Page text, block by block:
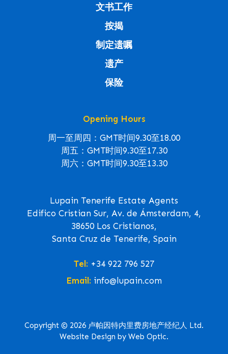
文书工作
按揭
制定遗嘱
遗产
保险
Opening Hours
周一至周四：GMT时间9.30至18.00
周五：GMT时间9.30至17.30
周六：GMT时间9.30至13.30
Lupain Tenerife Estate Agents
Edifico Cristian Sur, Av. de Ámsterdam, 4,
38650 Los Cristianos,
Santa Cruz de Tenerife, Spain
Tel: +34 922 796 527
Email: info@lupain.com
Copyright © 2026 卢帕因特内里费房地产经纪人 Ltd.
Website Design by Web Optic.